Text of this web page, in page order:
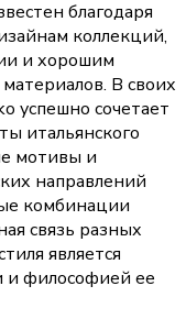
благодаря
коллекций,
и хорошим
В своих
успешно сочетает
итальянского
мотивы и
направлений
комбинации
связь разных
является
философией ее